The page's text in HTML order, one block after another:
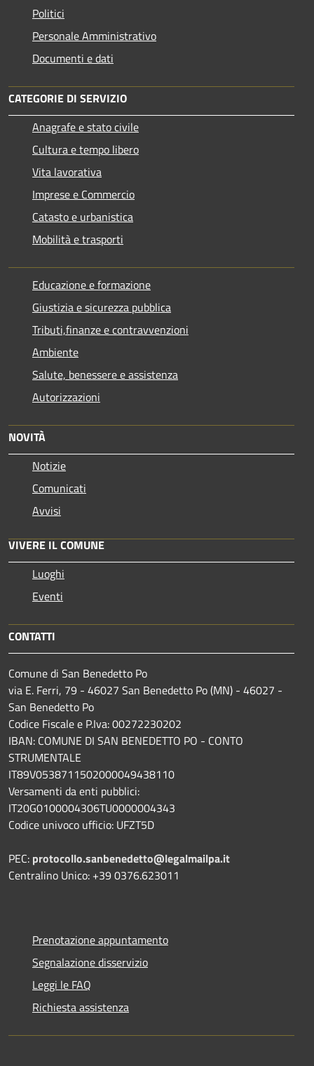
Politici
Personale Amministrativo
Documenti e dati
CATEGORIE DI SERVIZIO
Anagrafe e stato civile
Cultura e tempo libero
Vita lavorativa
Imprese e Commercio
Catasto e urbanistica
Mobilità e trasporti
Educazione e formazione
Giustizia e sicurezza pubblica
Tributi,finanze e contravvenzioni
Ambiente
Salute, benessere e assistenza
Autorizzazioni
NOVITÀ
Notizie
Comunicati
Avvisi
VIVERE IL COMUNE
Luoghi
Eventi
CONTATTI
Comune di San Benedetto Po
via E. Ferri, 79 - 46027 San Benedetto Po (MN) - 46027 -
San Benedetto Po
Codice Fiscale e P.Iva: 00272230202
IBAN: COMUNE DI SAN BENEDETTO PO - CONTO
STRUMENTALE
IT89V0538711502000049438110
Versamenti da enti pubblici:
IT20G0100004306TU0000004343
Codice univoco ufficio: UFZT5D
PEC: protocollo.sanbenedetto@legalmailpa.it
Centralino Unico: +39 0376.623011
Prenotazione appuntamento
Segnalazione disservizio
Leggi le FAQ
Richiesta assistenza